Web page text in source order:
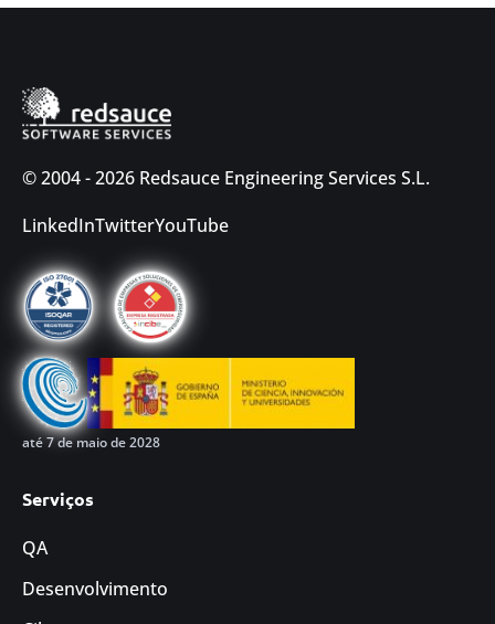
© 2004 - 2026 Redsauce Engineering Services S.L.
LinkedInTwitterYouTube
até 7 de maio de 2028
Serviços
QA
Desenvolvimento